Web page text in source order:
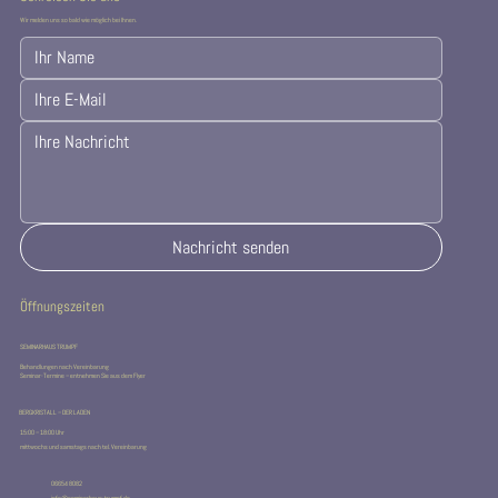
Wir melden uns so bald wie möglich bei Ihnen.
Nachricht senden
Öffnungszeiten
SEMINARHAUS TRUMPF
Behandlungen nach Vereinbarung
Seminar-Termine – entnehmen Sie aus dem Flyer
BERGKRISTALL – DER LADEN
15:00 – 18:00 Uhr
mittwochs und samstags nach tel. Vereinbarung
06654 8082